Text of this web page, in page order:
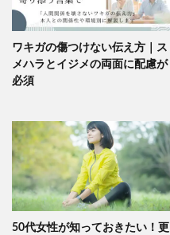
ワキガの傷つけない伝え方｜ス
メハラとイジメの両面に配慮が
必須
50代女性が知っておきたい！更